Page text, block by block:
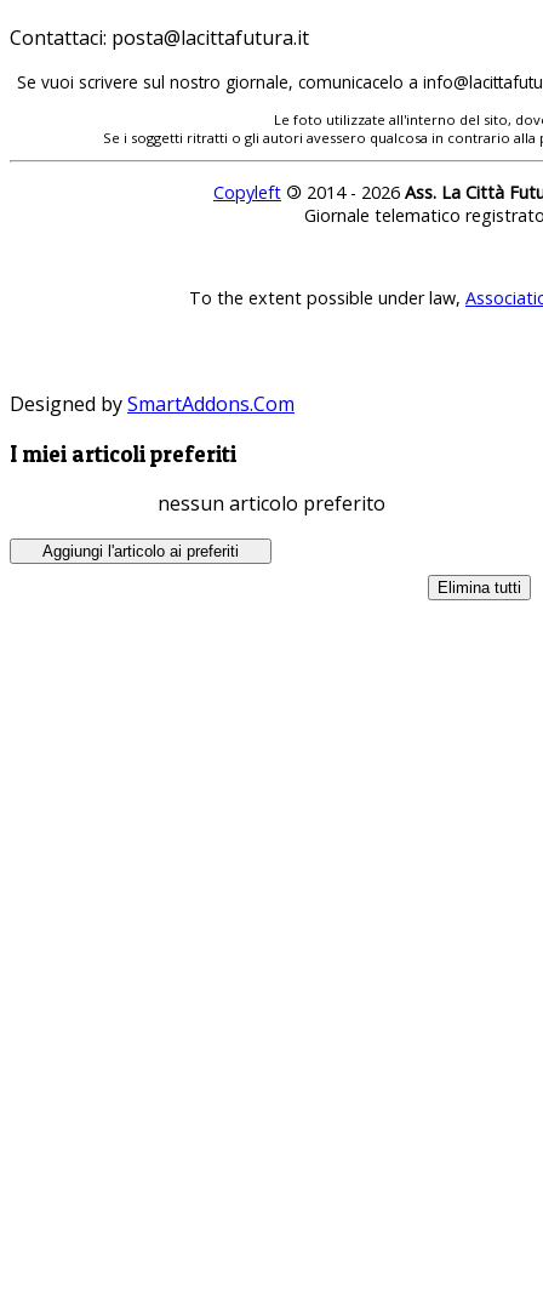
Contattaci: posta@lacittafutura.it
Se vuoi scrivere sul nostro giornale, comunicacelo a
Le foto utilizzate all'interno del sito,
Se i soggetti ritratti o gli autori avessero qualcosa in contrario
Copyleft © 2014 - 2026 Ass. La Città
Giornale telematico
To the extent possible under law,
Designed bySmartAddons.Com
I miei articoli preferiti
nessun articolo preferito